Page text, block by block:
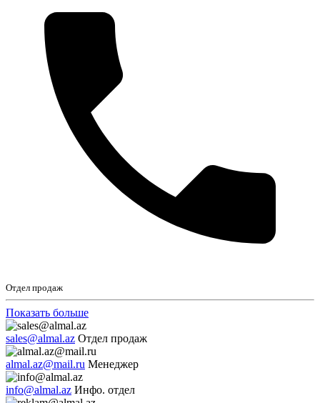
Отдел продаж
Показать больше
sales@almal.az Отдел продаж
almal.az@mail.ru Менеджер
info@almal.az Инфо. отдел